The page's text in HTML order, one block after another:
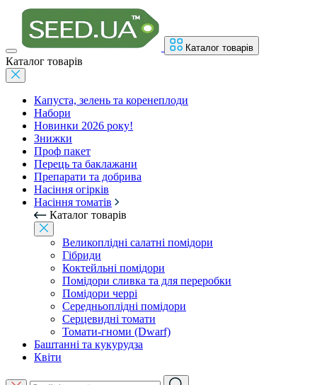
Каталог товарів
Каталог товарів
Капуста, зелень та коренеплоди
Набори
Новинки 2026 року!
Знижки
Проф пакет
Перець та баклажани
Препарати та добрива
Насіння огірків
Насіння томатів
Каталог товарів
Великоплідні салатні помідори
Гібриди
Коктейльні помідори
Помідори сливка та для переробки
Помідори черрі
Середньоплідні помідори
Серцевидні томати
Томати-гноми (Dwarf)
Баштанні та кукурудза
Квіти